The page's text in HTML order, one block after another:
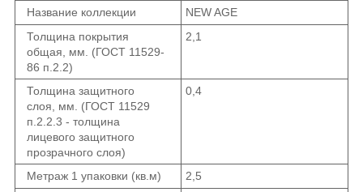
Название коллекции
NEW AGE
Толщина покрытия
общая, мм. (ГОСТ 11529-
86 п.2.2)
2,1
Толщина защитного
слоя, мм. (ГОСТ 11529
п.2.2.3 - толщина
лицевого защитного
прозрачного слоя)
0,4
Метраж 1 упаковки (кв.м)
2,5